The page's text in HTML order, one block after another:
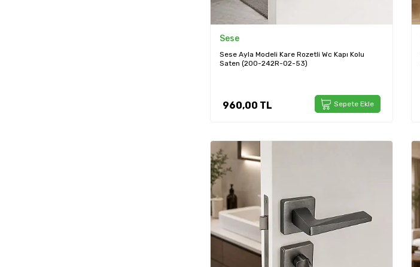
Sese
Sese Ayla Modeli Kare Rozetli Wc Kapı Kolu
Saten (200-242R-02-53)
960,00 TL Sepete Ekle